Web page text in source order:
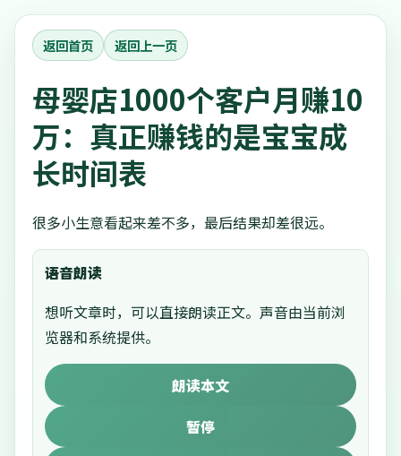
返回首页 返回上一页
母婴店1000个客户月赚10
万：真正赚钱的是宝宝成
长时间表
很多小生意看起来差不多，最后结果却差很远。
语音朗读
想听文章时，可以直接朗读正文。声音由当前浏
览器和系统提供。
朗读本文
暂停